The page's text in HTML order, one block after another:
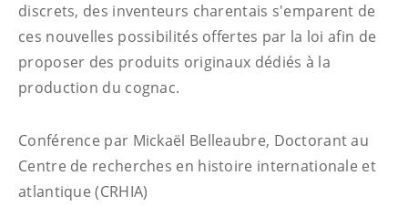
discrets, des inventeurs charentais s'emparent de
ces nouvelles possibilités offertes par la loi afin de
proposer des produits originaux dédiés à la
production du cognac.
Conférence par Mickaël Belleaubre, Doctorant au
Centre de recherches en histoire internationale et
atlantique (CRHIA)